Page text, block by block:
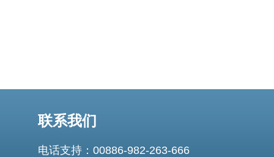
联系我们
电话支持：00886-982-263-666